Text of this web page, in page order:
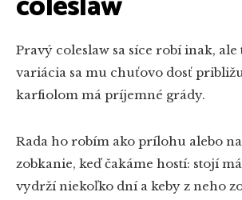
Pravý coleslaw sa síce robí inak,
variácia sa mu chuťovo dosť
karfiolom má príjemné grády.
Rada ho robím ako prílohu alebo
zobkanie, keď čakáme hostí: stojí
vydrží niekoľko dní a keby z neho